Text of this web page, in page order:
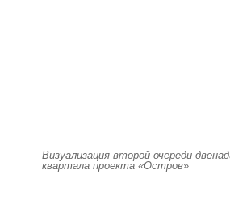
Визуализация второй очереди
квартала проекта «Остров»